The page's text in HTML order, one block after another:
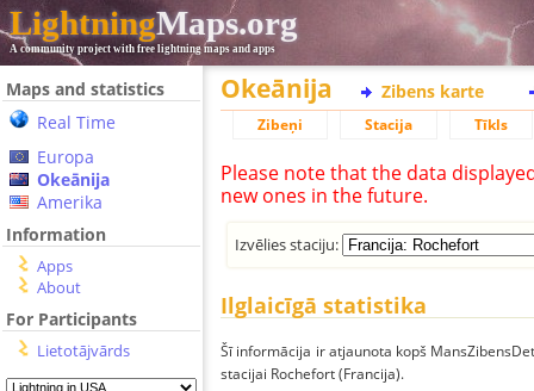
LightningMaps.org
A community project with free lightning maps and apps
Maps and statistics
Real Time
Europa
Okeānija
Amerika
Information
Apps
About
For Participants
Lietotājvārds
Okeānija Zibens karte
Zibeņi Stacija Tīkls
Please note that the data
new ones in the future.
Izvēlies staciju:
Ilglaicīgā statistika
Šī informācija ir atjaunota kopš
stacijai Rochefort (Francija).